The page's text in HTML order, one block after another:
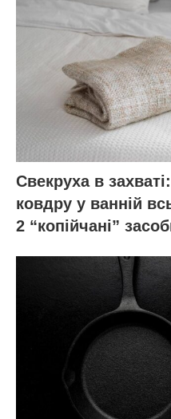
Свекруха в
ковдру у ванній
2 “копійчані”